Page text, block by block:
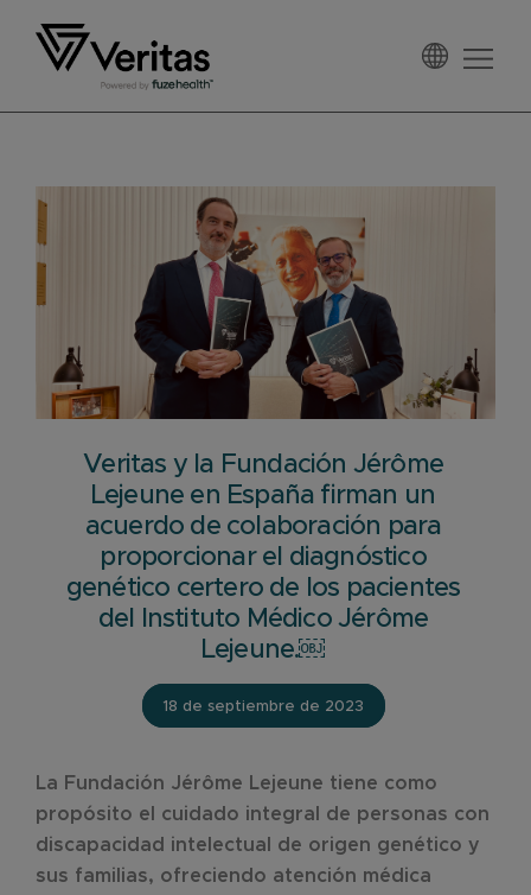
navegación
contenido
principal
de
Veritas y la Fundación Jérôme
Lejeune en España firman un
acuerdo de colaboración para
proporcionar el diagnóstico
genético certero de los pacientes
del Instituto Médico Jérôme
Lejeune.￼
18 de septiembre de 2023
La Fundación Jérôme Lejeune tiene como
propósito el cuidado integral de personas con
discapacidad intelectual de origen genético y
sus familias, ofreciendo atención médica